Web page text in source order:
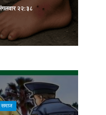
२२:३८
समाज